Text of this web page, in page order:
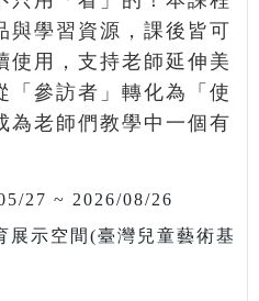
與學習資源，課後皆可
使用，支持老師延伸美
「參訪者」轉化為「使
為老師們教學中一個有
27 ~ 2026/08/26
展示空間(臺灣兒童藝術基